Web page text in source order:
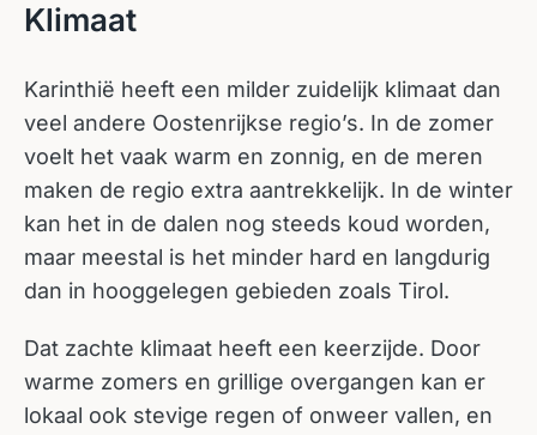
Klimaat
Karinthië heeft een milder zuidelijk klimaat dan
veel andere Oostenrijkse regio’s. In de zomer
voelt het vaak warm en zonnig, en de meren
maken de regio extra aantrekkelijk. In de winter
kan het in de dalen nog steeds koud worden,
maar meestal is het minder hard en langdurig
dan in hooggelegen gebieden zoals Tirol.
Dat zachte klimaat heeft een keerzijde. Door
warme zomers en grillige overgangen kan er
lokaal ook stevige regen of onweer vallen, en